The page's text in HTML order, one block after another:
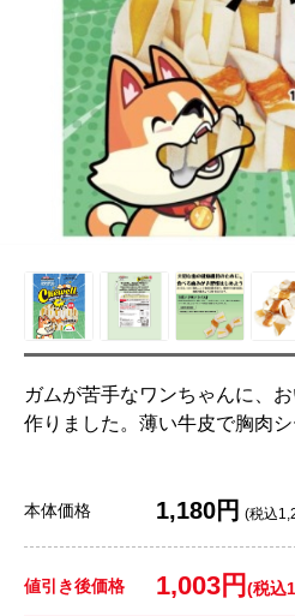
ガムが苦手なワンちゃんに、
作りました。薄い牛皮で胸肉シ
本体価格 1,180円 (税込
値引き後価格 1,003円 (税込